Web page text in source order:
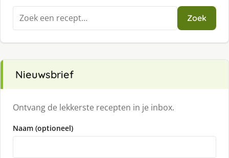
Zoeken
naar:
Zoek
Nieuwsbrief
Ontvang de lekkerste recepten in je inbox.
Naam (optioneel)